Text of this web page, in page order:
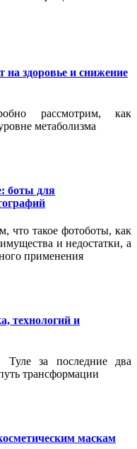
на здоровье и снижение
рассмотрим, как
метаболизма
боты для
что такое фотоботы, как
и недостатки, а
применения
технологий и
Туле за последние два
трансформации
маскам